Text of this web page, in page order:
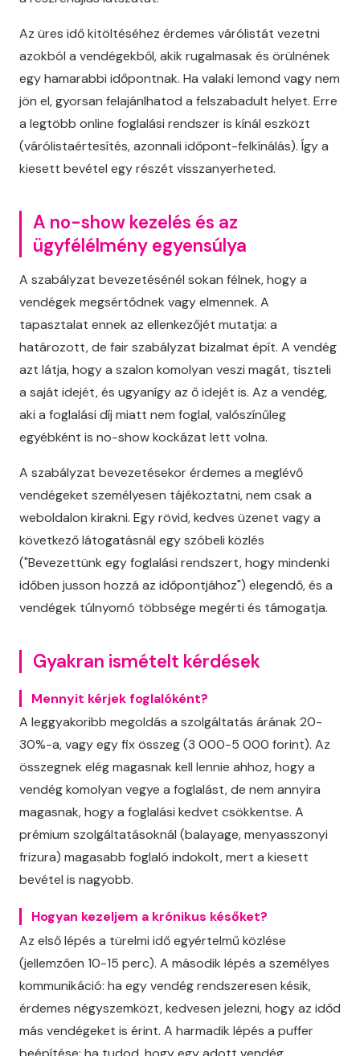
Az üres idő kitöltéséhez érdemes várólistát vezetni
azokból a vendégekből, akik rugalmasak és örülnének
egy hamarabbi időpontnak. Ha valaki lemond vagy nem
jön el, gyorsan felajánlhatod a felszabadult helyet. Erre
a legtöbb online foglalási rendszer is kínál eszközt
(várólistaértesítés, azonnali időpont-felkínálás). Így a
kiesett bevétel egy részét visszanyerheted.
A no-show kezelés és az
ügyfélélmény egyensúlya
A szabályzat bevezetésénél sokan félnek, hogy a
vendégek megsértődnek vagy elmennek. A
tapasztalat ennek az ellenkezőjét mutatja: a
határozott, de fair szabályzat bizalmat épít. A vendég
azt látja, hogy a szalon komolyan veszi magát, tiszteli
a saját idejét, és ugyanígy az ő idejét is. Az a vendég,
aki a foglalási díj miatt nem foglal, valószínűleg
egyébként is no-show kockázat lett volna.
A szabályzat bevezetésekor érdemes a meglévő
vendégeket személyesen tájékoztatni, nem csak a
weboldalon kirakni. Egy rövid, kedves üzenet vagy a
következő látogatásnál egy szóbeli közlés
("Bevezettünk egy foglalási rendszert, hogy mindenki
időben jusson hozzá az időpontjához") elegendő, és a
vendégek túlnyomó többsége megérti és támogatja.
Gyakran ismételt kérdések
Mennyit kérjek foglalóként?
A leggyakoribb megoldás a szolgáltatás árának 20-
30%-a, vagy egy fix összeg (3 000-5 000 forint). Az
összegnek elég magasnak kell lennie ahhoz, hogy a
vendég komolyan vegye a foglalást, de nem annyira
magasnak, hogy a foglalási kedvet csökkentse. A
prémium szolgáltatásoknál (balayage, menyasszonyi
frizura) magasabb foglaló indokolt, mert a kiesett
bevétel is nagyobb.
Hogyan kezeljem a krónikus későket?
Az első lépés a türelmi idő egyértelmű közlése
(jellemzően 10-15 perc). A második lépés a személyes
kommunikáció: ha egy vendég rendszeresen késik,
érdemes négyszemközt, kedvesen jelezni, hogy az időd
más vendégeket is érint. A harmadik lépés a puffer